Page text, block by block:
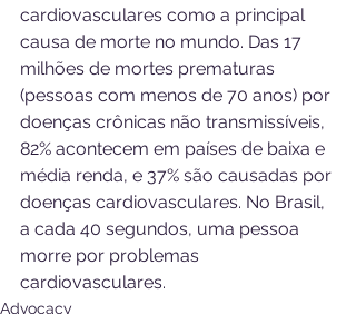
cardiovasculares como a principal
causa de morte no mundo. Das 17
milhões de mortes prematuras
(pessoas com menos de 70 anos) por
doenças crônicas não transmissíveis,
82% acontecem em países de baixa e
média renda, e 37% são causadas por
doenças cardiovasculares. No Brasil,
a cada 40 segundos, uma pessoa
morre por problemas
cardiovasculares.
Advocacy